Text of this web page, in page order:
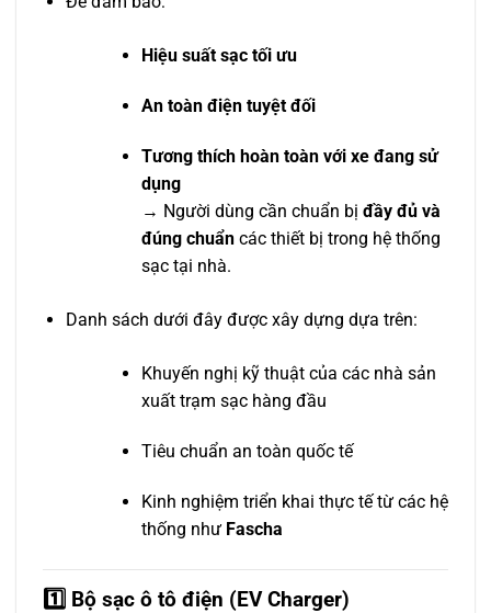
Hiệu suất sạc tối ưu
An toàn điện tuyệt đối
Tương thích hoàn toàn với xe đang sử
dụng
→ Người dùng cần chuẩn bị đầy đủ và
đúng chuẩncác thiết bị trong hệ thống
sạc tại nhà.
Danh sách dưới đây được xây dựng dựa trên:
Khuyến nghị kỹ thuật của các nhà sản
xuất trạm sạc hàng đầu
Tiêu chuẩn an toàn quốc tế
Kinh nghiệm triển khai thực tế từ các hệ
thống như Fascha
1️⃣ Bộ sạc ô tô điện (EV Charger)